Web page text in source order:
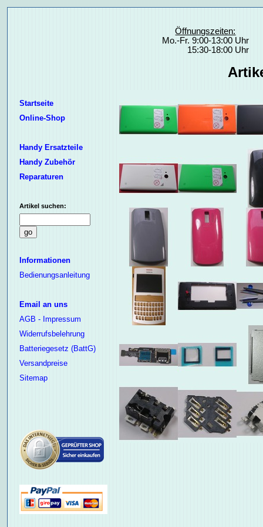
Öffnungszeiten:
Mo.-Fr. 9:00-13:00 Uhr
15:30-18:00 Uhr
Startseite
Online-Shop
Handy Ersatzteile
Handy Zubehör
Reparaturen
Artikel suchen:
Informationen
Bedienungsanleitung
Email an uns
AGB - Impressum
Widerrufsbelehrung
Batteriegesetz (BattG)
Versandpreise
Sitemap